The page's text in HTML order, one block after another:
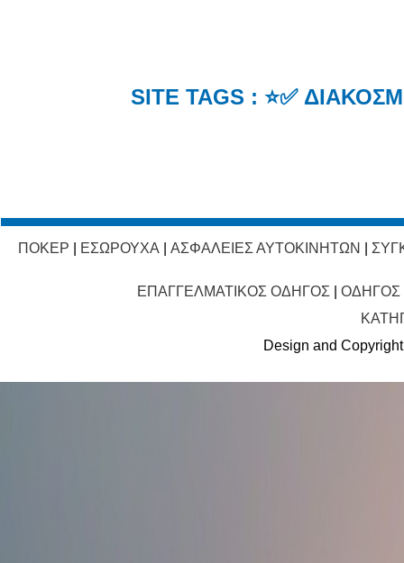
SITE TAGS : ⭐✅
ΠΟΚΕΡ ΕΣΩΡΟΥΧΑ ΑΣΦΑΛΕΙΕΣ ΑΥΤΟΚΙΝΗΤΩΝ
ΕΠΑΓΓΕΛΜΑΤΙΚΟΣ ΟΔΗΓΟΣ
ΟΔΗΓΟΣ
Design and